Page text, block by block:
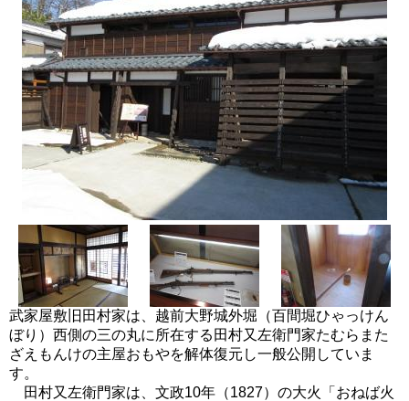
武家屋敷旧田村家は、越前大野城外堀（百間堀ひゃっけん
ぼり）西側の三の丸に所在する田村又左衛門家たむらまた
ざえもんけの主屋おもやを解体復元し一般公開していま
す。
田村又左衛門家は、文政10年（1827）の大火「おねば火